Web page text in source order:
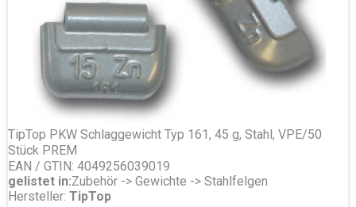
TipTop PKW Schlaggewicht Typ 161, 45 g, Stahl, VPE/50
Stück PREM
EAN / GTIN: 4049256039019
gelistet in:Zubehör -> Gewichte -> Stahlfelgen
Hersteller: TipTop